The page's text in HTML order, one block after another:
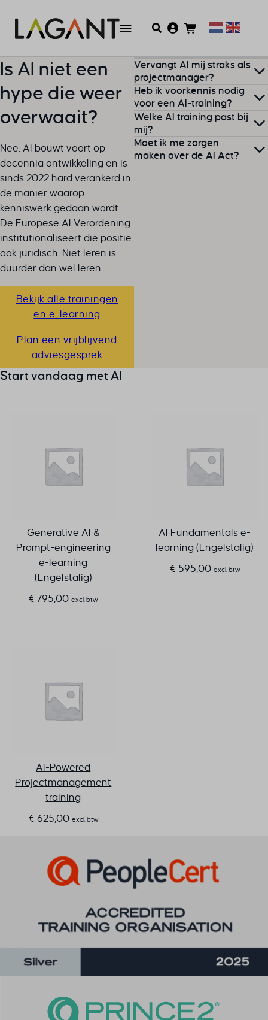
Is AI niet een
hype die weer
overwaait?
Nee. AI bouwt voort op
decennia ontwikkeling en is
sinds 2022 hard verankerd in
de manier waarop
kenniswerk gedaan wordt.
De Europese AI Verordening
institutionaliseert die positie
ook juridisch. Niet leren is
duurder dan wel leren.
Bekijk alle trainingen
en e-learning
Plan een vrijblijvend
adviesgesprek
Vervangt AI mij straks als
projectmanager?
Nee, en dat is geen
geruststelling, maar een
nuchtere observatie. AI is
uitstekend in tekst, analyse
en patronen, maar slecht in
Heb ik voorkennis nodig
voor een AI-training?
Voor onze e-learnings is
geen voorkennis vereist.
Voor de klassikale AI-
Welke AI training past bij
mij?
Twijfel je?Belofmailons.
Moet ik me zorgen
maken over de AI Act?
Start vandaag met AI
Generative AI &
Prompt-engineering
e-learning
(Engelstalig)
€ 795,00 excl. btw
AI Fundamentals e-
learning (Engelstalig)
€ 595,00 excl. btw
AI-Powered
Projectmanagement
training
€ 625,00 excl. btw